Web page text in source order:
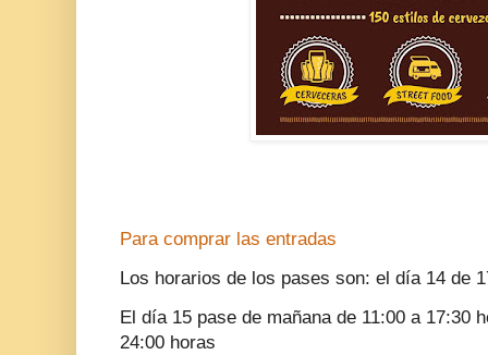
Para comprar las entradas
Los horarios de los pases son: el día 14 de
El día 15 pase de mañana de 11:00 a 17:30
24:00 horas